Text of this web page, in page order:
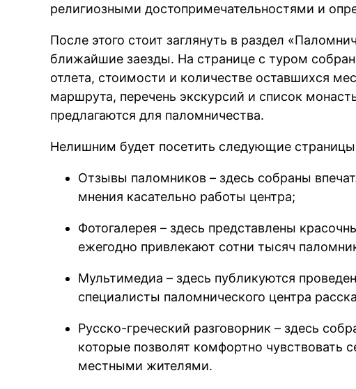
религиозными достопримечательностями и
После этого стоит заглянуть в раздел
ближайшие заезды. На странице с туром
отлета, стоимости и количестве оставшихся
маршрута, перечень экскурсий и список
предлагаются для паломничества.
Нелишним будет посетить следующие страницы
Отзывы паломников – здесь собраны
мнения касательно работы центра;
Фотогалерея – здесь представлены
ежегодно привлекают сотни тысяч
Мультимедиа – здесь публикуются
специалисты паломнического центра
Русско-греческий разговорник – здесь
которые позволят комфортно чувствовать
местными жителями.